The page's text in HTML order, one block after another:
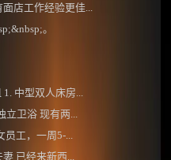
店工作经验更佳...
。
中型双人床房...
卫浴 现有两...
工，一周5-...
已经来新西...